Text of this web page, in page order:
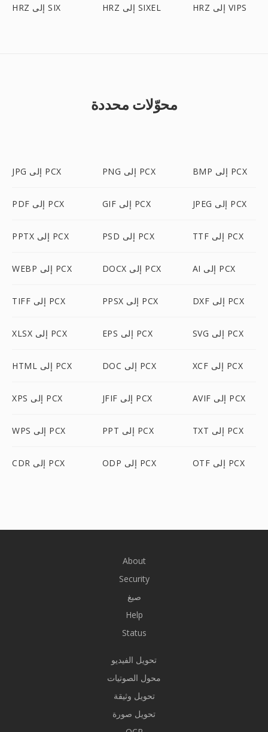
HRZ إلى SIX HRZ إلى SIXEL HRZ إلى VIPS
محوّلات محددة
JPG إلى PCX PNG إلى PCX BMP إلى PCX
PDF إلى PCX GIF إلى PCX JPEG إلى PCX
PPTX إلى PCX PSD إلى PCX TTF إلى PCX
WEBP إلى PCX DOCX إلى PCX AI إلى PCX
TIFF إلى PCX PPSX إلى PCX DXF إلى PCX
XLSX إلى PCX EPS إلى PCX SVG إلى PCX
HTML إلى PCX DOC إلى PCX XCF إلى PCX
XPS إلى PCX JFIF إلى PCX AVIF إلى PCX
WPS إلى PCX PPT إلى PCX TXT إلى PCX
CDR إلى PCX ODP إلى PCX OTF إلى PCX
About
Security
صيغ
Help
Status
تحويل الفيديو
محول الصوتيات
تحويل وثيقة
تحويل صورة